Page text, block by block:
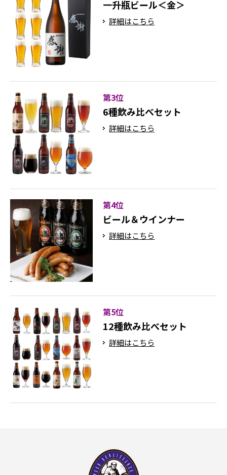
一升瓶ビール＜金＞
詳細はこちら
第3位
6種飲み比べセット
詳細はこちら
第4位
ビール＆ウインナー
詳細はこちら
第5位
12種飲み比べセット
詳細はこちら